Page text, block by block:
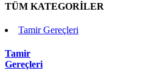
TÜM KATEGORİLER
Tamir Gereçleri
Tamir
Gereçleri